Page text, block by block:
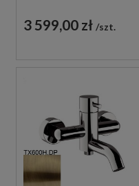
MIEDZIANY
3 599,00 zł szt.